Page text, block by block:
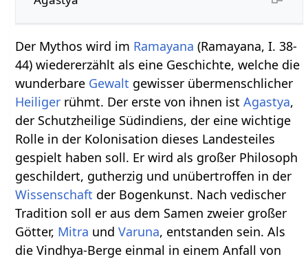
Der Mythos wird im Ramayana (Ramayana, I. 38-
44) wiedererzählt als eine Geschichte, welche die
wunderbare Gewalt gewisser übermenschlicher
Heiliger rühmt. Der erste von ihnen istAgastya,
der Schutzheilige Südindiens, der eine wichtige
Rolle in der Kolonisation dieses Landesteiles
gespielt haben soll. Er wird als großer Philosoph
geschildert, gutherzig und unübertroffen in der
Wissenschaft der Bogenkunst. Nach vedischer
Tradition soll er aus dem Samen zweier großer
Götter, Mitra undVaruna, entstanden sein. Als
die Vindhya-Berge einmal in einem Anfall von